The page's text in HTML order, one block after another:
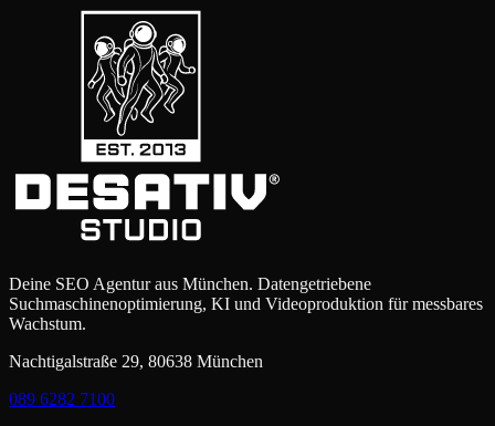
Deine SEO Agentur aus München. Datengetriebene
Suchmaschinenoptimierung, KI und Videoproduktion für messbares
Wachstum.
Nachtigalstraße 29, 80638 München
089 6282 7100